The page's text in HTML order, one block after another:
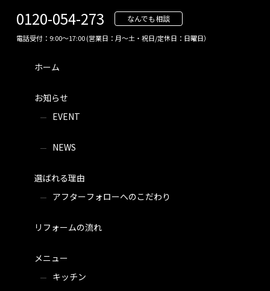
0120-054-273 なんでも相談
電話受付：9:00～17:00 (営業日：月～土・祝日/定休日：日曜日）
ホーム
お知らせ
EVENT
NEWS
選ばれる理由
アフターフォローへのこだわり
リフォームの流れ
メニュー
キッチン